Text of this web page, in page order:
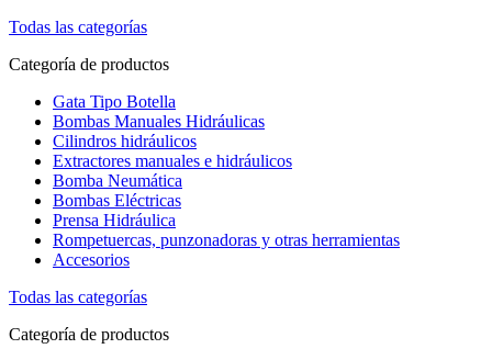
Todas las categorías
Categoría de productos
Gata Tipo Botella
Bombas Manuales Hidráulicas
Cilindros hidráulicos
Extractores manuales e hidráulicos
Bomba Neumática
Bombas Eléctricas
Prensa Hidráulica
Rompetuercas, punzonadoras y otras herramientas
Accesorios
Todas las categorías
Categoría de productos